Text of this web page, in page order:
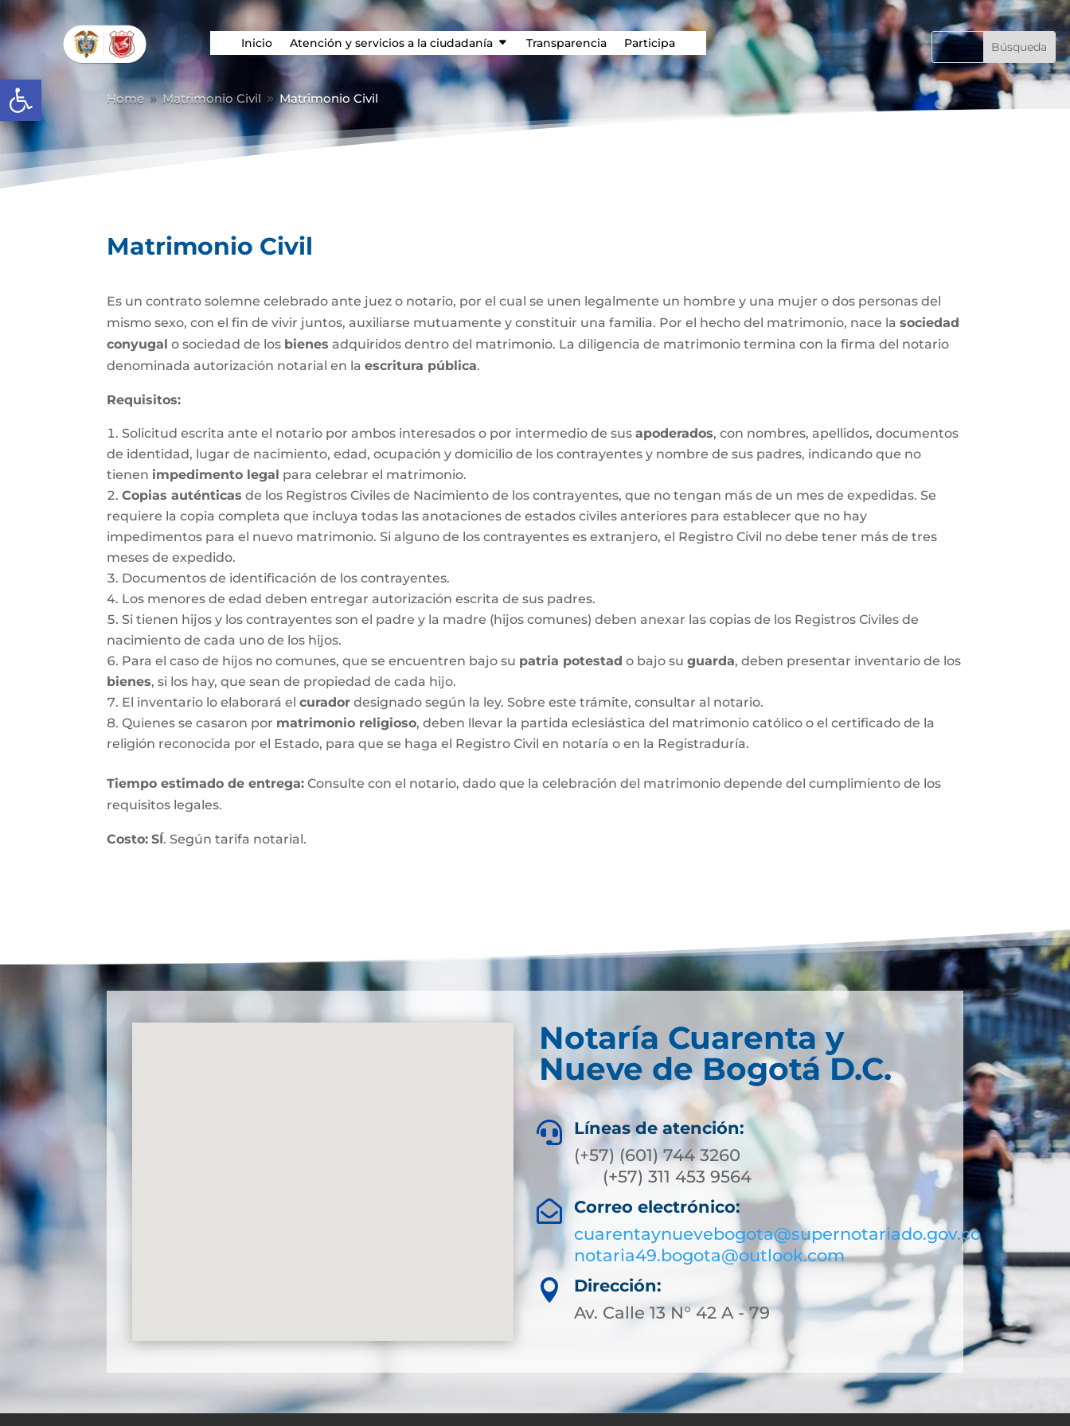
Abrir barra de herramientas
Inicio Atención y servicios a la ciudadanía Transparencia Participa
Home 9 Matrimonio Civil 9 Matrimonio Civil
Matrimonio Civil
Es un contrato solemne celebrado ante juez o notario, por el cual se unen legalmente un hombre y una mujer o dos personas del
mismo sexo, con el fin de vivir juntos, auxiliarse mutuamente y constituir una familia. Por el hecho del matrimonio, nace lasociedad
conyugal o sociedad de los bienes adquiridos dentro del matrimonio. La diligencia de matrimonio termina con la firma del notario
denominada autorización notarial en laescritura pública.
Requisitos:
Solicitud escrita ante el notario por ambos interesados o por intermedio de susapoderados, con nombres, apellidos, documentos
de identidad, lugar de nacimiento, edad, ocupación y domicilio de los contrayentes y nombre de sus padres, indicando que no
tienen impedimento legal para celebrar el matrimonio.
Copias auténticas de los Registros Civiles de Nacimiento de los contrayentes, que no tengan más de un mes de expedidas. Se
requiere la copia completa que incluya todas las anotaciones de estados civiles anteriores para establecer que no hay
impedimentos para el nuevo matrimonio. Si alguno de los contrayentes es extranjero, el Registro Civil no debe tener más de tres
meses de expedido.
Documentos de identificación de los contrayentes.
Los menores de edad deben entregar autorización escrita de sus padres.
Si tienen hijos y los contrayentes son el padre y la madre (hijos comunes) deben anexar las copias de los Registros Civiles de
nacimiento de cada uno de los hijos.
Para el caso de hijos no comunes, que se encuentren bajo su patria potestad o bajo suguarda, deben presentar inventario de los
bienes, si los hay, que sean de propiedad de cada hijo.
El inventario lo elaborará elcurador designado según la ley. Sobre este trámite, consultar al notario.
Quienes se casaron por matrimonio religioso, deben llevar la partida eclesiástica del matrimonio católico o el certificado de la
religión reconocida por el Estado, para que se haga el Registro Civil en notaría o en la Registraduría.
Tiempo estimado de entrega: Consulte con el notario, dado que la celebración del matrimonio depende del cumplimiento de los
requisitos legales.
Costo: SÍ. Según tarifa notarial.
Notaría Cuarenta y
Nueve de Bogotá D.C.

Líneas de atención:
(+57) (601) 744 3260
(+57) 311 453 9564

Correo electrónico:
cuarentaynuevebogota@supernotariado.gov.co
notaria49.bogota@outlook.com

Dirección:
Av. Calle 13 N° 42 A - 79